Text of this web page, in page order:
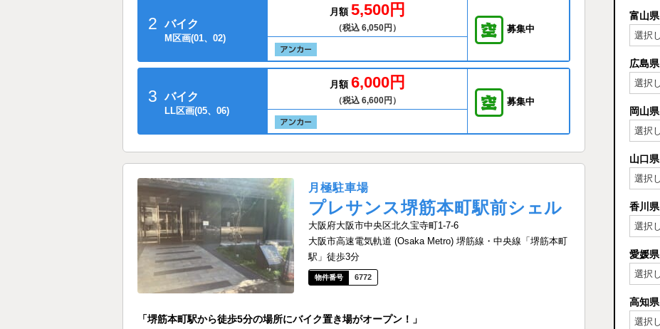
2 バイク
M区画(01、02)
月額 5,500円
（税込 6,050円） 募集中
3 バイク
LL区画(05、06)
月額 6,000円
（税込 6,600円） 募集中
月極駐車場
プレサンス堺筋本町駅前シェル
大阪府大阪市中央区北久宝寺町1-7-6
大阪市高速電気軌道 (Osaka Metro) 堺筋線・中央線「堺筋本町
駅」徒歩3分
6772
「堺筋本町駅から徒歩5分の場所にバイク置き場がオープン！」
富山県
広島県
岡山県
山口県
香川県
愛媛県
高知県